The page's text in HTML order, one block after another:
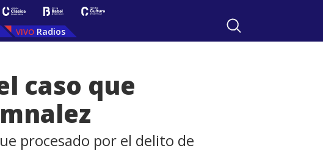
Radios
caso que
procesado por el delito de